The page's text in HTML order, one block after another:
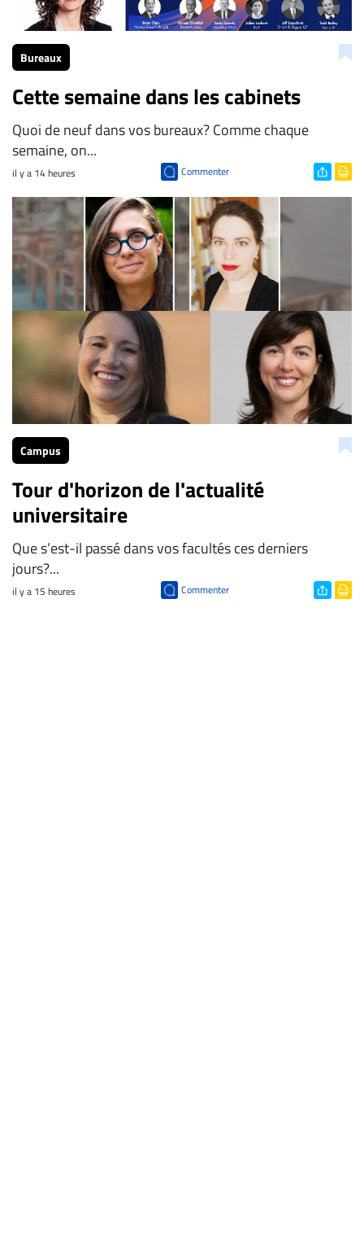
Bureaux
Cette semaine dans les cabinets
Quoi de neuf dans vos bureaux? Comme chaque
semaine, on...
il y a 14 heures Commenter
Campus
Tour d'horizon de l'actualité
universitaire
Que s’est-il passé dans vos facultés ces derniers
jours?...
il y a 15 heures Commenter